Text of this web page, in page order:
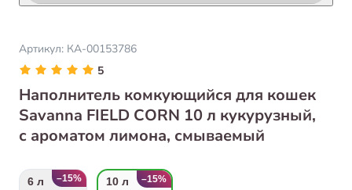
Артикул: КА-00153786
5
Наполнитель комкующийся для кошек
Savanna FIELD CORN 10 л кукурузный,
с ароматом лимона, смываемый
–15%
6 л –15%
10 л